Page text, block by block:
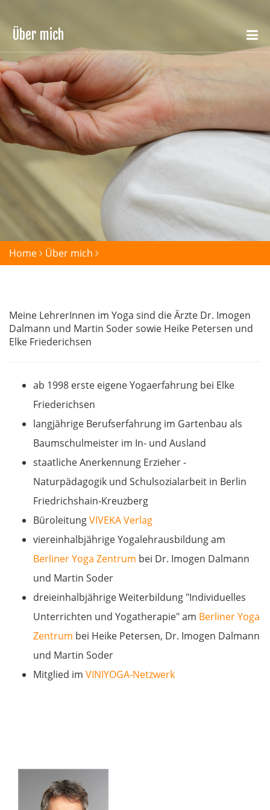
Über mich
Home Über mich
Meine LehrerInnen im Yoga sind die Ärzte Dr. Imogen
Dalmann und Martin Soder sowie Heike Petersen und
Elke Friederichsen
ab 1998 erste eigene Yogaerfahrung bei Elke
Friederichsen
langjährige Berufserfahrung im Gartenbau als
Baumschulmeister im In- und Ausland
staatliche Anerkennung Erzieher -
Naturpädagogik und Schulsozialarbeit in Berlin
Friedrichshain-Kreuzberg
BüroleitungVIVEKA Verlag
viereinhalbjährige Yogalehrausbildung am
Berliner Yoga Zentrum bei Dr. Imogen Dalmann
und Martin Soder
dreieinhalbjährige Weiterbildung "Individuelles
Unterrichten und Yogatherapie" am Berliner Yoga
Zentrum bei Heike Petersen, Dr. Imogen Dalmann
und Martin Soder
Mitglied im VINIYOGA-Netzwerk